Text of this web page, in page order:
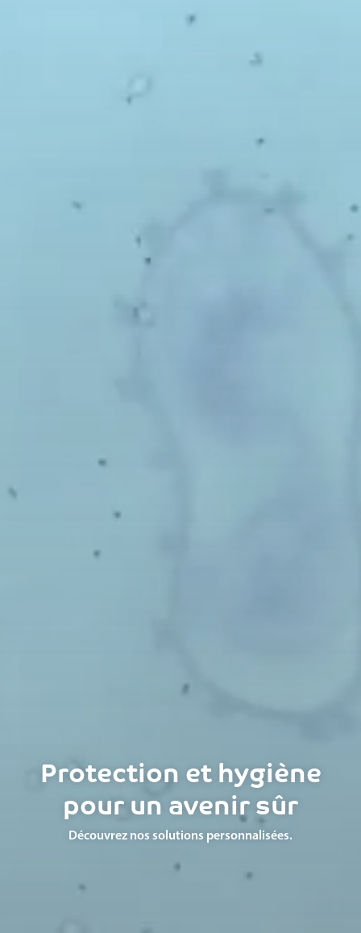
Protection et hygiène
pour un avenir sûr
Découvrez nos solutions personnalisées.